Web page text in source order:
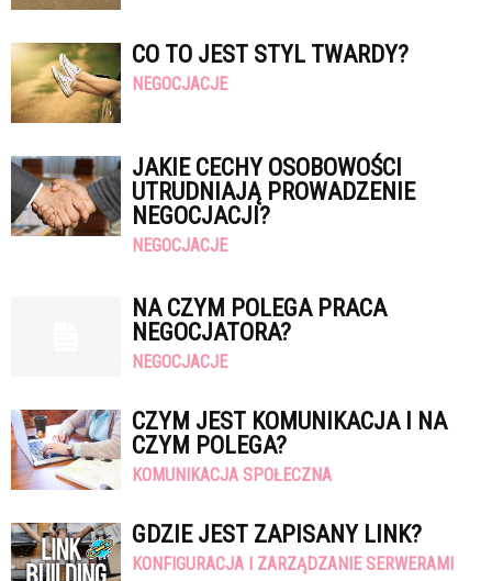
CO TO JEST STYL TWARDY?
NEGOCJACJE
JAKIE CECHY OSOBOWOŚCI
UTRUDNIAJĄ PROWADZENIE
NEGOCJACJI?
NEGOCJACJE
NA CZYM POLEGA PRACA
NEGOCJATORA?
NEGOCJACJE
CZYM JEST KOMUNIKACJA I NA
CZYM POLEGA?
KOMUNIKACJA SPOŁECZNA
GDZIE JEST ZAPISANY LINK?
KONFIGURACJA I ZARZĄDZANIE SERWERAMI